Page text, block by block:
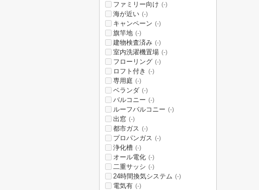
ファミリー向け (-)
海が近い (-)
キャンペーン (-)
旗竿地 (-)
建物検査済み (-)
室内洗濯機置場 (-)
フローリング (-)
ロフト付き (-)
専用庭 (-)
ベランダ (-)
バルコニー (-)
ルーフバルコニー (-)
出窓 (-)
都市ガス (-)
プロパンガス (-)
浄化槽 (-)
オール電化 (-)
二重サッシ (-)
24時間換気システム (-)
電気有 (-)